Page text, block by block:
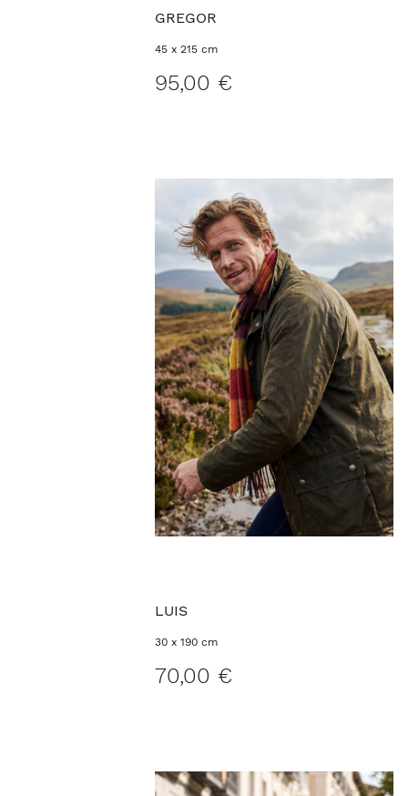
GREGOR
45 x 215 cm
95,00 €
LUIS
30 x 190 cm
70,00 €